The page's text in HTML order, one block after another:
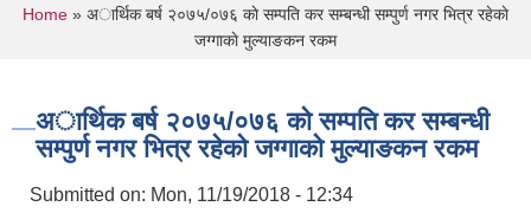
You are here
Home » अार्थिक बर्ष २०७५/०७६ काे सम्पति कर सम्बन्धी सम्पुर्ण नगर भित्र रहेकाे
जग्गाकाे मुल्याङकन रकम
अार्थिक बर्ष २०७५/०७६ काे सम्पति कर सम्बन्धी
सम्पुर्ण नगर भित्र रहेकाे जग्गाकाे मुल्याङकन रकम
Submitted on: Mon, 11/19/2018 - 12:34